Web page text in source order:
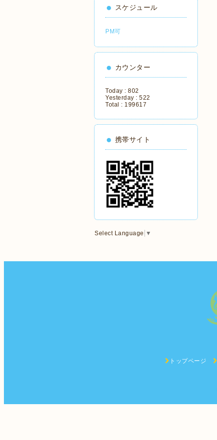
スケジュール
PM可
カウンター
Today : 802
Yesterday : 522
Total : 199617
携帯サイト
Select Language ▼
トップページ